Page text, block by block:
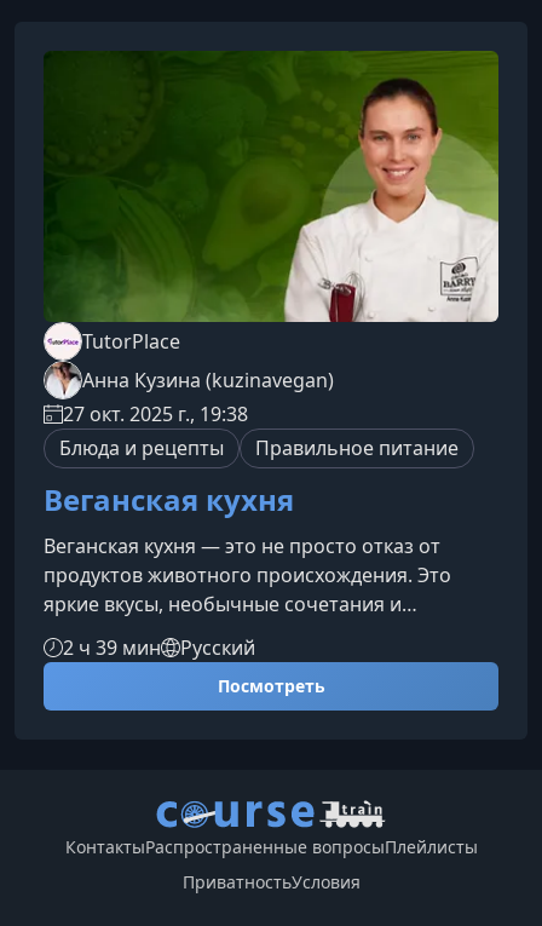
TutorPlace
Анна Кузина (kuzinavegan)
27 окт. 2025 г., 19:38
Блюда и рецепты
Правильное питание
Веганская кухня
Веганская кухня — это не просто отказ от
продуктов животного происхождения. Это
яркие вкусы, необычные сочетания и
удивительная лёгкость в приготовлении. На
курсе вы узнаете, как создавать
сбалансированные, полезные и невероятно
вкусные блюда на каждый день без сложных
растительной кулинарии и помогает освоить
техники приготовления, полезные как
2 ч 39 мин Русский
Посмотреть
КонтактыРаспространенные вопросыПлейлисты
ПриватностьУсловия